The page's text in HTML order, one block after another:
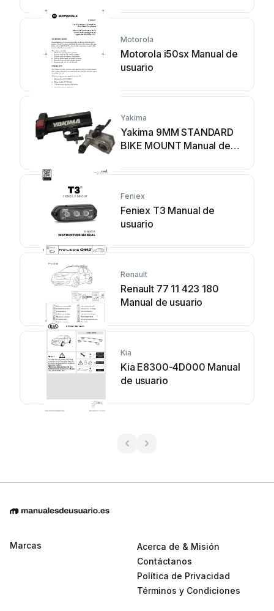
Motorola
Motorola i50sx Manual de
usuario
Yakima
Yakima 9MM STANDARD
BIKE MOUNT Manual de
Feniex
Feniex T3 Manual de
usuario
Renault
Renault 77 11 423 180
Manual de usuario
Kia
Kia E8300-4D000 Manual
de usuario
Marcas
Acerca de & Misión
Contáctanos
Política de Privacidad
Términos y Condiciones